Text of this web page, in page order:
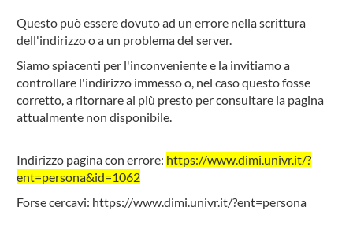
Questo può essere dovuto ad un errore nella scrittura
dell'indirizzo o a un problema del server.
Siamo spiacenti per l'inconveniente e la invitiamo a
controllare l'indirizzo immesso o, nel caso questo fosse
corretto, a ritornare al più presto per consultare la pagina
attualmente non disponibile.
Indirizzo pagina con errore: https://www.dimi.univr.it/?
ent=persona&id=1062
Forse cercavi: https://www.dimi.univr.it/?ent=persona